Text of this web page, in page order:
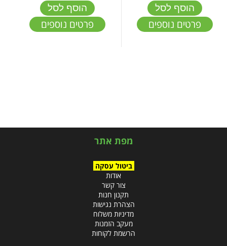
הוסף לסל
פרטים נוספים
הוסף לסל
פרטים נוספים
מפת אתר
ביטול עסקה
אודות
צור קשר
תקנון חנות
הצהרת נגישות
מדיניות משלוח
מעקב הזמנות
הרשמת לקוחות